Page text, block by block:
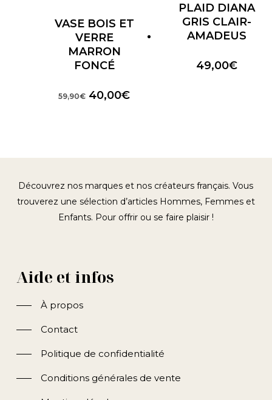
VASE BOIS ET
VERRE
MARRON
FONCÉ
59,90€ Le
40,00€Le
PLAID DIANA
GRIS CLAIR-
AMADEUS
49,00€
Découvrez nos marques et nos créateurs français. Vous
trouverez une sélection d’articles Hommes, Femmes et
Enfants. Pour offrir ou se faire plaisir !
Aide et infos
À propos
Contact
Politique de confidentialité
Conditions générales de vente